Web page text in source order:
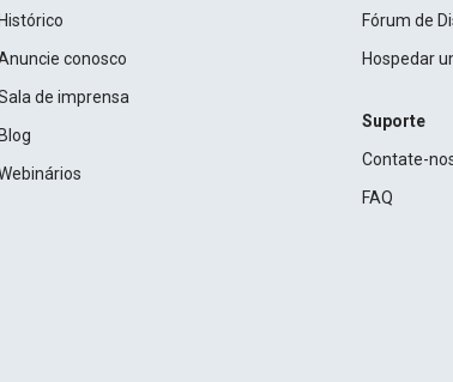
Histórico
conosco
de imprensa
Blog
Fórum de
Hospedar
Suporte
Contate-
FAQ